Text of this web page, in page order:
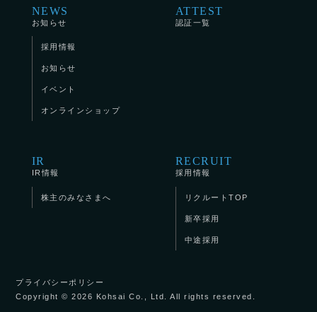
NEWS
お知らせ
採用情報
お知らせ
イベント
オンラインショップ
ATTEST
認証一覧
IR
IR情報
株主のみなさまへ
RECRUIT
採用情報
リクルートTOP
新卒採用
中途採用
プライバシーポリシー
Copyright © 2026 Kohsai Co., Ltd. All rights reserved.